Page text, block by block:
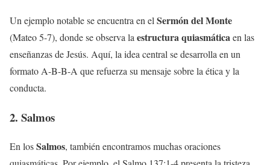
Un ejemplo notable se encuentra en el Sermón del Monte
(Mateo 5-7), donde se observa la estructura quiasmáticaen las
enseñanzas de Jesús. Aquí, la idea central se desarrolla en un
formato A-B-B-A que refuerza su mensaje sobre la ética y la
conducta.
2. Salmos
En losSalmos, también encontramos muchas oraciones